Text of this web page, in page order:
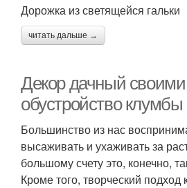
Дорожка из светящейся гальки
читать дальше →
Декор дачный
обустройство
Большинство из нас
высаживать и ухаживать за
большому счету это, конечно,
Кроме того, творческий